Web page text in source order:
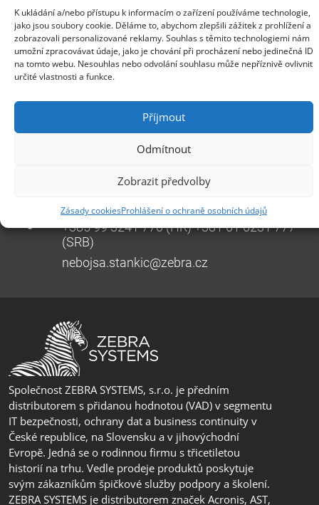
K ukládání a/nebo přístupu k informacím o zařízení používáme technologie,
jako jsou soubory cookie. Děláme to, abychom zlepšili zážitek z prohlížení a
zobrazovali personalizované reklamy. Souhlas s těmito technologiemi nám
umožní zpracovávat údaje, jako je chování při procházení nebo jedinečná ID
na tomto webu. Nesouhlas nebo odvolání souhlasu může nepříznivě ovlivnit
určité vlastnosti a funkce.
Příjmout
Odmítnout
Zobrazit předvolby
Zásady cookiesProhlášení o ochraně osobních údajů
Česká republika, +420 596 912 961,
info@zebra.cz
Pobočka Hradec Králové
Třída SNP 402/48, 500 03 Hradec Králové
Pobočka Slovensko
+421 917 554 499
erik.leo@zebra.cz
Pobočka Adriatic
+385 99 3241 770 (HR) +381 61 6231 777
(SRB)
nebojsa.stankic@zebra.cz
Společnost ZEBRA SYSTEMS, s.r.o. je předním
distributorem s přidanou hodnotou (VAD) v segmentu
IT bezpečnosti, ochrany dat a business continuity v
České republice, na Slovensku a v jihovýchodní
Evropě. Jedná se o rodinnou firmu s třicetiletou
historií na trhu. Vedle prodeje produktů poskytuje
svým zákazníkům špičkové služby podpory a školení.
ZEBRA SYSTEMS je distributorem značek Acronis, AST,